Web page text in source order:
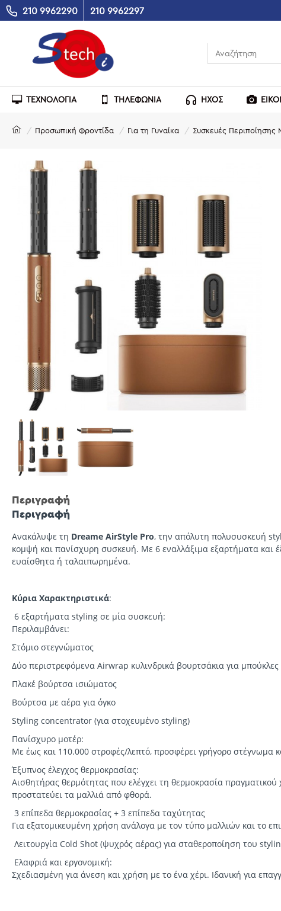
210 9962290 210 9962297
ΤΕΧΝΟΛΟΓΙΑ ΤΗΛΕΦΩΝΙΑ ΗΧΟΣ
Προσωπική Φροντίδα Για τη Γυναίκα Συσκευές Περιποίησης
Περιγραφή
Περιγραφή
Ανακάλυψε τη Dreame AirStyle Pro, την απόλυτη πολυσυσκευή
κομψή και πανίσχυρη συσκευή. Με 6 εναλλάξιμα εξαρτήματα και
ευαίσθητα ή ταλαιπωρημένα.
Κύρια Χαρακτηριστικά:
6 εξαρτήματα styling σε μία συσκευή:
Περιλαμβάνει:
Στόμιο στεγνώματος
Δύο περιστρεφόμενα Airwrap κυλινδρικά βουρτσάκια για μπούκλες
Πλακέ βούρτσα ισιώματος
Βούρτσα με αέρα για όγκο
Styling concentrator (για στοχευμένο styling)
Πανίσχυρο μοτέρ:
Με έως και 110.000 στροφές/λεπτό, προσφέρει γρήγορο στέγνωμα
Έξυπνος έλεγχος θερμοκρασίας:
Αισθητήρας θερμότητας που ελέγχει τη θερμοκρασία
προστατεύει τα μαλλιά από φθορά.
3 επίπεδα θερμοκρασίας + 3 επίπεδα ταχύτητας
Για εξατομικευμένη χρήση ανάλογα με τον τύπο μαλλιών και το
Λειτουργία Cold Shot (ψυχρός αέρας) για σταθεροποίηση του
Ελαφριά και εργονομική:
Σχεδιασμένη για άνεση και χρήση με το ένα χέρι. Ιδανική για